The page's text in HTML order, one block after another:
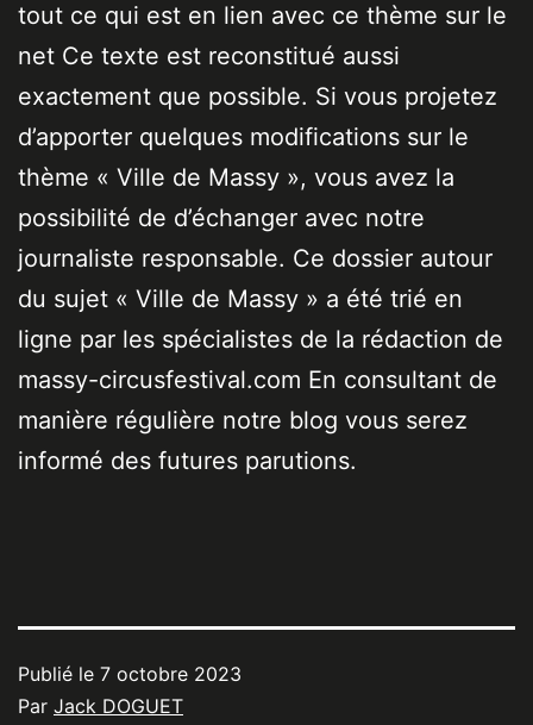
tout ce qui est en lien avec ce thème sur le
net Ce texte est reconstitué aussi
exactement que possible. Si vous projetez
d’apporter quelques modifications sur le
thème « Ville de Massy », vous avez la
possibilité de d’échanger avec notre
journaliste responsable. Ce dossier autour
du sujet « Ville de Massy » a été trié en
ligne par les spécialistes de la rédaction de
massy-circusfestival.com En consultant de
manière régulière notre blog vous serez
informé des futures parutions.
Publié le 7 octobre 2023
Par Jack DOGUET